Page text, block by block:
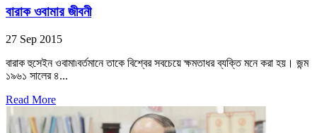
বারাক ওবামার জীবনী
27 Sep 2015
বারাক হুসেইন ওবামা৷বর্তমানে তাকে বিশ্বের সবচেয়ে ক্ষমতাধর ব্যক্তি মনে করা হয়। জন্ম
১৯৬১ সালের ৪...
Read More